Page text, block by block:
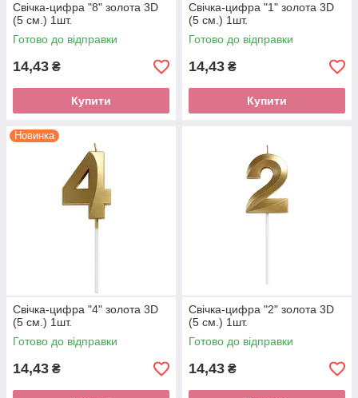
Свічка-цифра "8" золота 3D
(5 см.) 1шт.
Готово до відправки
14,43 ₴
Купити
Свічка-цифра "1" золота 3D
(5 см.) 1шт.
Готово до відправки
14,43 ₴
Купити
Новинка
Свічка-цифра "4" золота 3D
(5 см.) 1шт.
Готово до відправки
14,43 ₴
Свічка-цифра "2" золота 3D
(5 см.) 1шт.
Готово до відправки
14,43 ₴